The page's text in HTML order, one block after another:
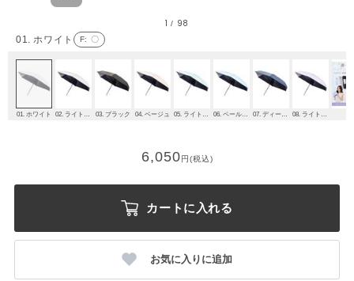
01. ホワイト F: 〇
1 / 98
01. ホワイト 03. ブラック 04. ベージュ
6,050円(税込)
カートに入れる
お気に入りに追加